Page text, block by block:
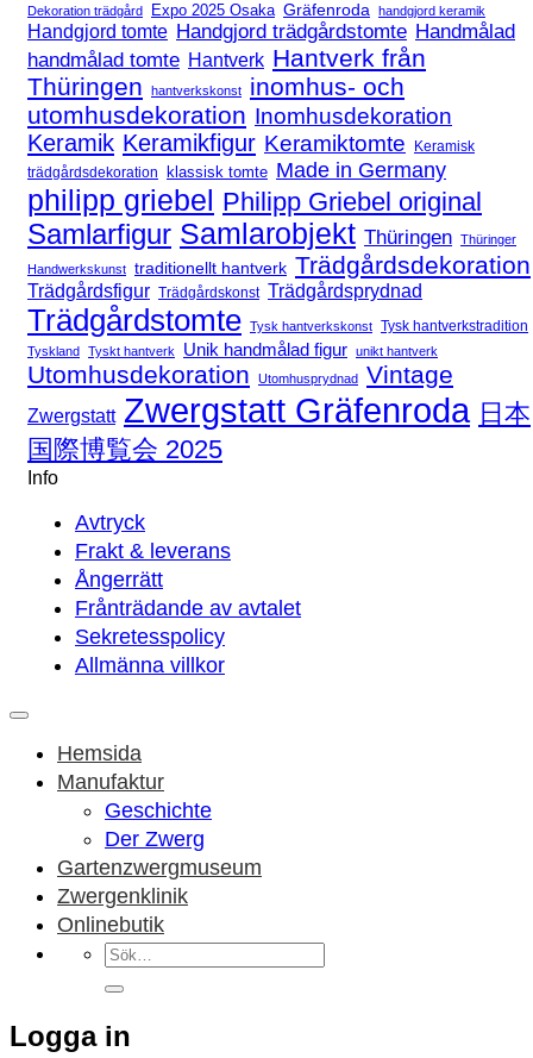
Dekoration trädgård Expo 2025 Osaka Gräfenroda handgjord keramik
Handgjord tomte Handgjord trädgårdstomte Handmålad
handmålad tomte Hantverk Hantverk från
Thüringen
hantverkskonst
inomhus- och
utomhusdekoration Inomhusdekoration
Keramik Keramikfigur Keramiktomte
Keramisk
trädgårdsdekoration
klassisk tomte Made in Germany
philipp griebel Philipp Griebel original
Samlarfigur Samlarobjekt Thüringen Thüringer
Handwerkskunst traditionellt hantverk Trädgårdsdekoration
Trädgårdsfigur Trädgårdskonst Trädgårdsprydnad
Trädgårdstomte Tysk hantverkskonst Tysk hantverkstradition
Tyskland Tyskt hantverk Unik handmålad figur unikt hantverk
Utomhusdekoration Utomhusprydnad Vintage
Zwergstatt Zwergstatt Gräfenroda 日本
国際博覧会 2025
Info
Avtryck
Frakt & leverans
Ångerrätt
Frånträdande av avtalet
Sekretesspolicy
Allmänna villkor
Hemsida
Manufaktur
Geschichte
Der Zwerg
Gartenzwergmuseum
Zwergenklinik
Onlinebutik
Sök
efter:
Logga in